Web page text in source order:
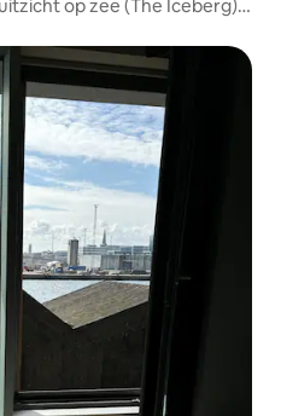
op zee (The Iceberg),